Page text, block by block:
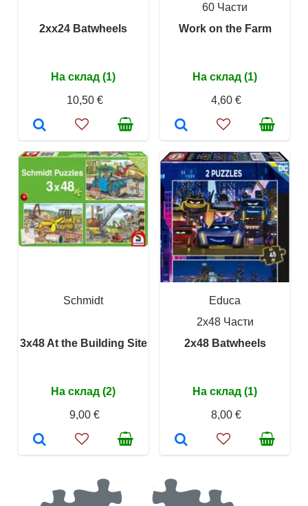
2xx24 Batwheels
На склад (1)
10,50 €
60 Части
Work on the Farm
На склад (1)
4,60 €
Schmidt
3x48 At the Building Site
На склад (2)
9,00 €
Educa
2x48 Части
2x48 Batwheels
На склад (1)
8,00 €